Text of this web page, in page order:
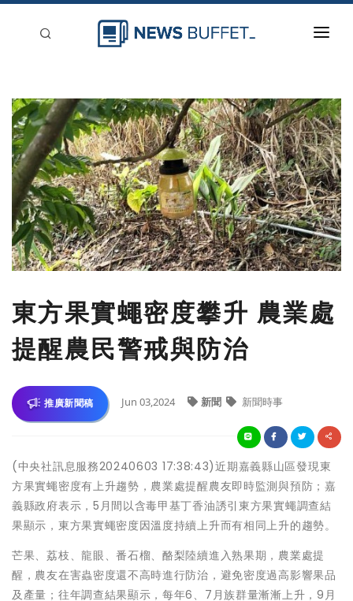
新聞稿分類
登入
刊登
東方果實蠅密度攀升 農業處
提醒農民警戒與防治
推廣新聞稿 Jun 03,2024 新聞 新聞時事
(中央社訊息服務20240603 17:38:43)近期嘉義縣山區發現東
方果實蠅密度有上升趨勢，農業處提醒農友即時監測與預防；嘉
義縣政府表示，5月間以含毒甲基丁香油誘引東方果實蠅調查結
果顯示，東方果實蠅密度因溫度持續上升而有相同上升的趨勢。
芒果、荔枝、龍眼、番石榴、酪梨陸續進入熟果期，農業處提
醒，農友在害蟲密度還不高時進行防治，避免密度過高影響果品
及產量；往年調查結果顯示，每年6、7月族群量漸漸上升，9月